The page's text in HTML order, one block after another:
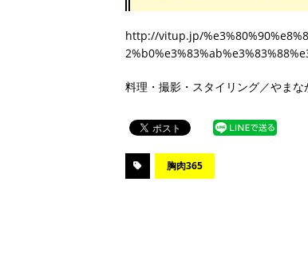
http://vitup.jp/
料理・撮影・スタイリング／やまな
胸肉365